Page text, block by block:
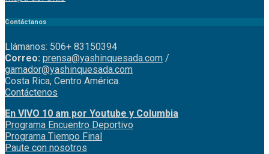
Contáctanos
Llámanos: 506+ 83150394
Correo: prensa@yashinquesada.com /
gamador@yashinquesada.com
Costa Rica, Centro América.
Contáctenos
En VIVO 10 am por Youtube y Columbia
Programa Encuentro Deportivo
Programa Tiempo Final
Paute con nosotros